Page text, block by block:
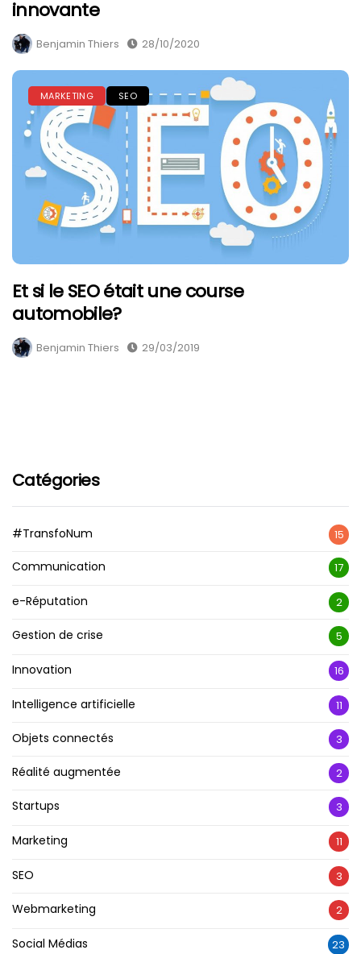
innovante
Benjamin Thiers 28/10/2020
MARKETING SEO
Et si le SEO était une course
automobile?
Benjamin Thiers 29/03/2019
Catégories
#TransfoNum 15
Communication 17
e-Réputation 2
Gestion de crise 5
Innovation 16
Intelligence artificielle 11
Objets connectés 3
Réalité augmentée 2
Startups 3
Marketing 11
SEO 3
Webmarketing 2
Social Médias 23